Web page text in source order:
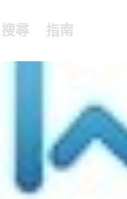
搜尋 指南